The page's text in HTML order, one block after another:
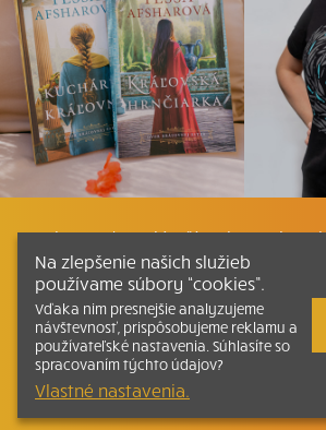
Listovať Plán čítania
Kontakt Ako čítať bibliu
Tlačená verzia
© 2026 svatepismo.sk |
funguje aj vďaka kresťanskému
Na zlepšenie našich služieb
používame súbory “cookies”.
Vďaka nim presnejšie analyzujeme
návštevnosť, prispôsobujeme reklamu a
používateľské nastavenia. Súhlasíte so
spracovaním týchto údajov?
Vlastné nastavenia.